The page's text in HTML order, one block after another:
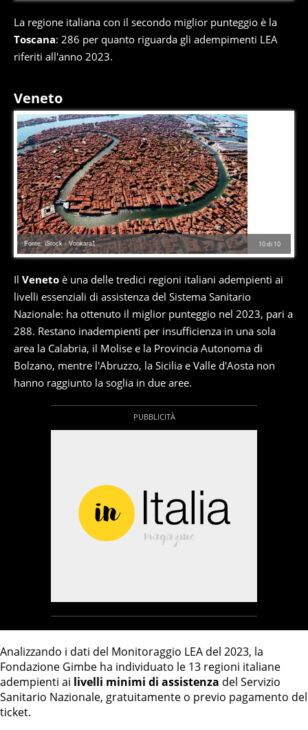
La regione italiana con il secondo miglior punteggio è la
Toscana: 286 per quanto riguarda gli adempimenti LEA
riferiti all'anno 2023.
Veneto
10di 10
Fonte: iStock - Vonkara1
Il Veneto è una delle tredici regioni italiani adempienti ai
livelli essenziali di assistenza del Sistema Sanitario
Nazionale: ha ottenuto il miglior punteggio nel 2023, pari a
288. Restano inadempienti per insufficienza in una sola
area la Calabria, il Molise e la Provincia Autonoma di
Bolzano, mentre l'Abruzzo, la Sicilia e Valle d'Aosta non
hanno raggiunto la soglia in due aree.
Analizzando i dati del Monitoraggio LEA del 2023, la
Fondazione Gimbe ha individuato le 13 regioni italiane
adempienti ai livelli minimi di assistenza del Servizio
Sanitario Nazionale, gratuitamente o previo pagamento del
ticket.